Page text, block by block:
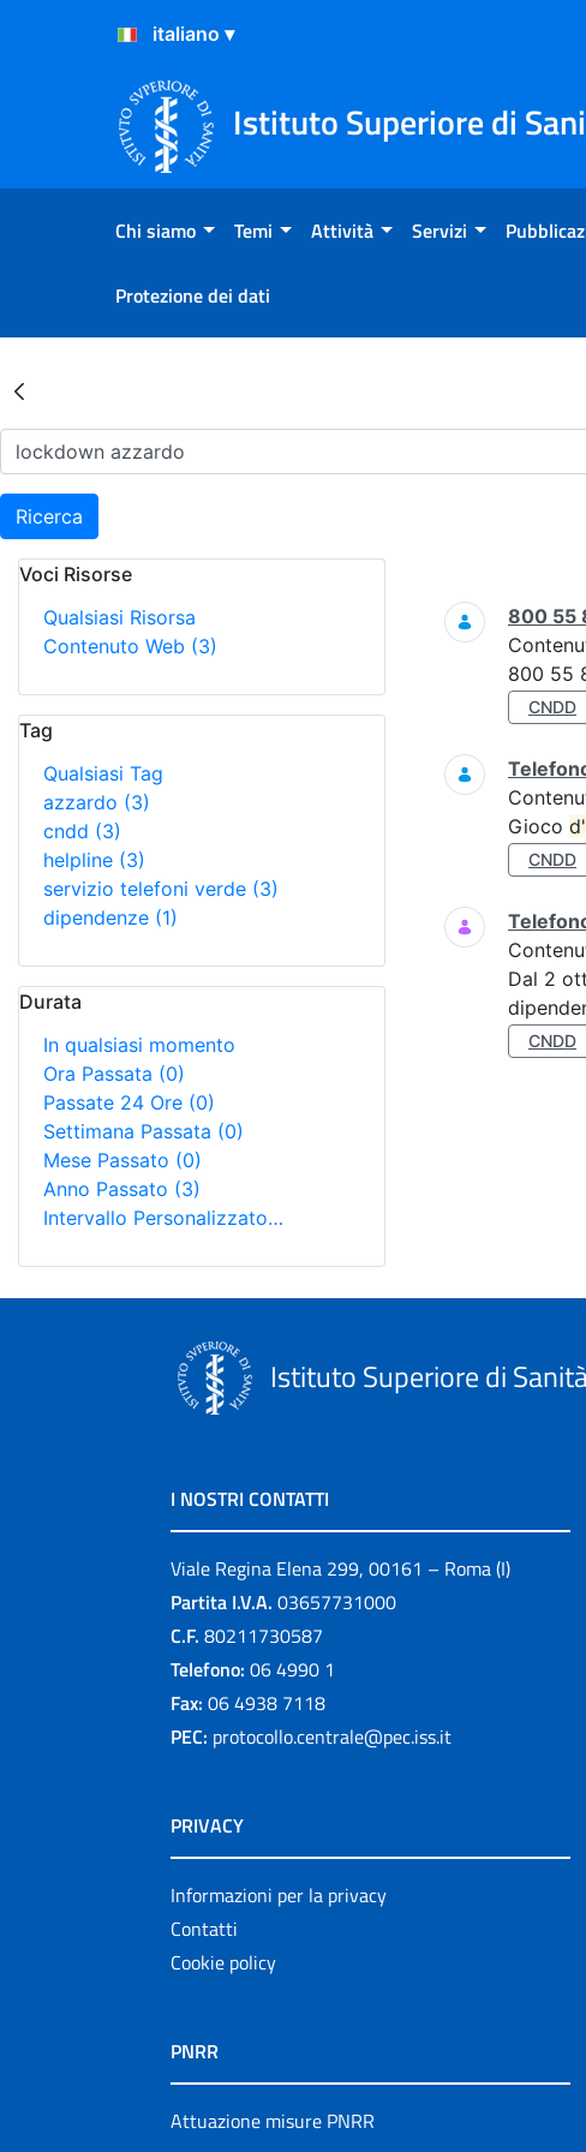
Salta al Contenuto
Salta al Footer
Istituto Superiore di
Chi siamo Temi Attività Servizi
Protezione dei dati
Risultati della Ricerca -
Ricerca
Voci Risorse
Qualsiasi Risorsa
Contenuto Web (3)
Tag
Qualsiasi Tag
azzardo (3)
cndd (3)
helpline (3)
servizio telefoni verde (3)
dipendenze (1)
Durata
In qualsiasi momento
Ora Passata (0)
Passate 24 Ore (0)
Settimana Passata (0)
Mese Passato (0)
Anno Passato (3)
Intervallo Personalizzato…
Ricerca
800 55
800 55
CNDD
Gioco
CNDD
Dal 2
CNDD
Istituto Superiore di
I NOSTRI CONTATTI
Viale Regina Elena 299, 00161 – Roma (I)
Partita I.V.A. 03657731000
C.F. 80211730587
Telefono: 06 4990 1
Fax: 06 4938 7118
PEC: protocollo.centrale@pec.iss.it
PRIVACY
Informazioni per la privacy
Contatti
Cookie policy
PNRR
Attuazione misure PNRR